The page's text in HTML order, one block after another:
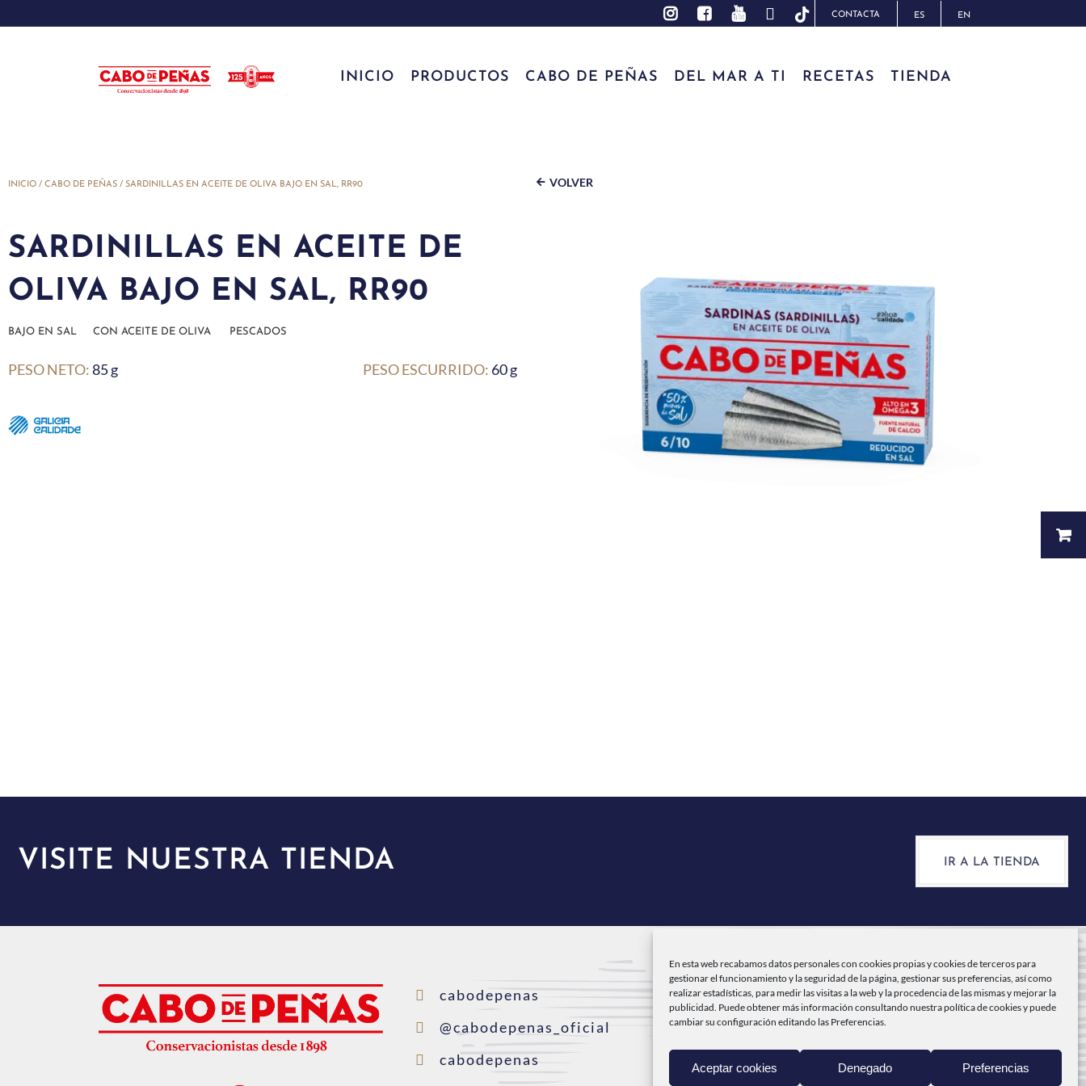
En esta web recabamos datos personales con cookies propias y cookies de terceros para
gestionar el funcionamiento y la seguridad de la página, gestionar sus preferencias, así como
realizar estadísticas, para medir las visitas a la web y la procedencia de las mismas y mejorar la
publicidad. Puede obtener más información consultando nuestrapolítica de cookiesy puede
cambiar su configuración editando las Preferencias.
Aceptar cookies Denegado Preferencias
CONTACTA ES EN
INICIO PRODUCTOS CABO DE PEÑAS DEL MAR A TI RECETAS TIENDA
INICIO / CABO DE PEÑAS / SARDINILLAS EN ACEITE DE OLIVA BAJO EN SAL, RR90
SARDINILLAS EN ACEITE DE
OLIVA BAJO EN SAL, RR90
BAJO EN SAL CON ACEITE DE OLIVA PESCADOS
PESO NETO:85 g PESO ESCURRIDO: 60 g
VOLVER
VISITE NUESTRA TIENDA IR A LA TIENDA
cabodepenas
@cabodepenas_oficial
cabodepenas
INICIO
CABO DE PEÑAS
PRODUCTOS